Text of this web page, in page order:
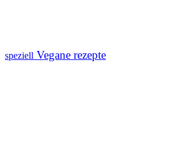
speziell Vegane rezepte